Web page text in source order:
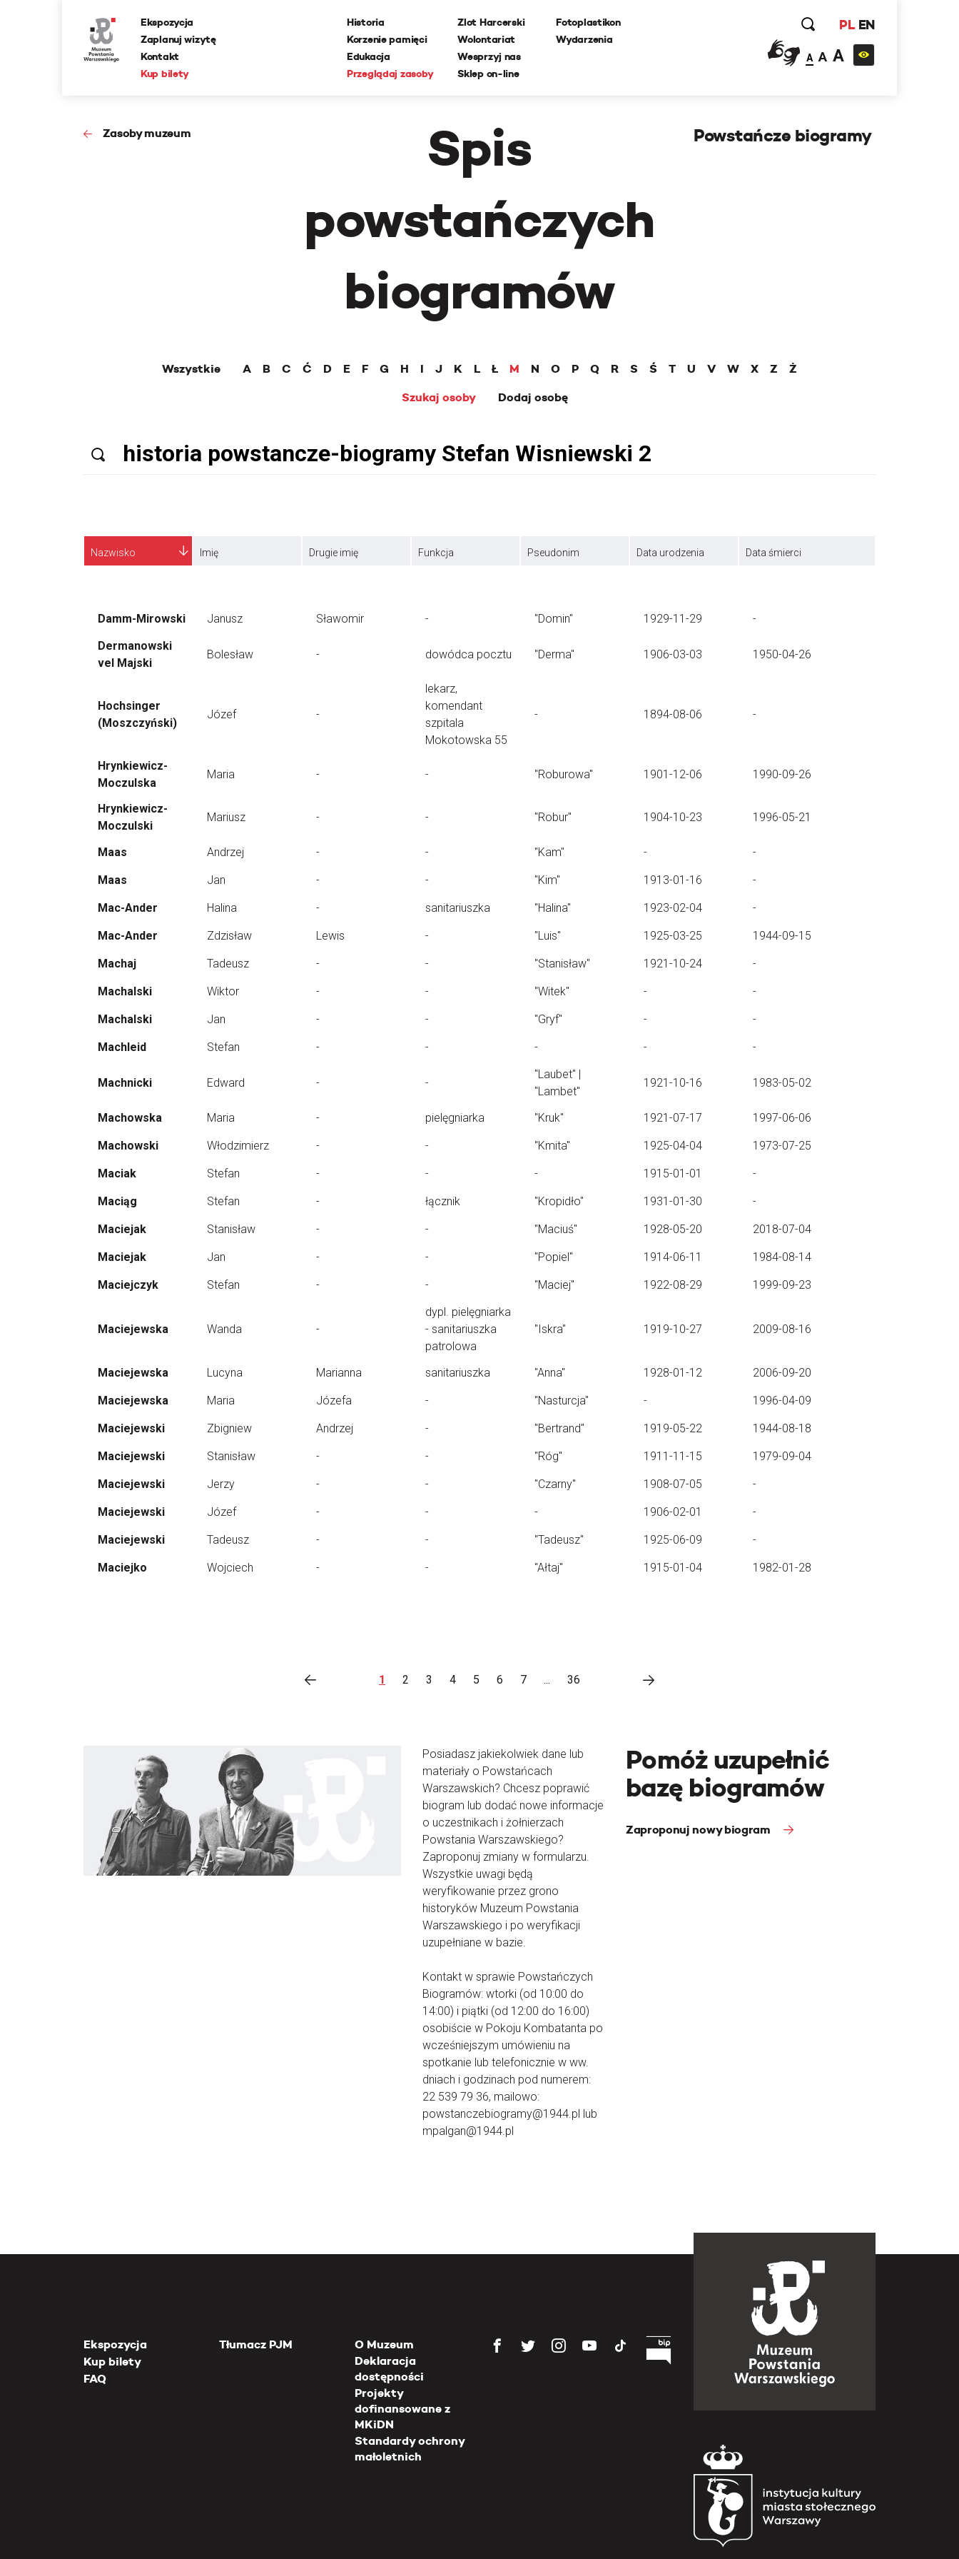
Ekspozycja
Zaplanuj wizytę
Kontakt
Kup bilety
Historia
Korzenie pamięci
Edukacja
Przeglądaj zasoby
Zlot Harcerski
Wolontariat
Wesprzyj nas
Sklep on-line
Fotoplastikon
Wydarzenia
PL EN
A A A
Zasoby muzeum
Spis
powstańczych
biogramów
Powstańcze biogramy
Wszystkie A B C Ć D E F G H I J K L Ł M N O P Q R S Ś T U V W X Z
Ż
Szukaj osoby
Dodaj osobę
Nazwisko Imię Drugie imię Funkcja Pseudonim Data urodzenia Data śmierci
Damm-Mirowski Janusz Sławomir - "Domin" 1929-11-29
-
Dermanowski
vel Majski
Bolesław - dowódca pocztu "Derma" 1906-03-03 1950-04-26
Hochsinger
(Moszczyński)
Józef -
lekarz,
komendant
szpitala
Mokotowska 55
- 1894-08-06 -
Hrynkiewicz-
Moczulska
Maria - - "Roburowa" 1901-12-06 1990-09-26
Hrynkiewicz-
Moczulski
Mariusz - - "Robur" 1904-10-23 1996-05-21
Maas Andrzej - - "Kam" - -
Maas Jan - - "Kim" 1913-01-16 -
Mac-Ander Halina - sanitariuszka "Halina" 1923-02-04 -
Mac-Ander Zdzisław Lewis - "Luis" 1925-03-25 1944-09-15
Machaj Tadeusz - - "Stanisław" 1921-10-24 -
Machalski Wiktor - - "Witek" - -
Machalski Jan - - "Gryf" - -
Machleid Stefan - - - - -
Machnicki Edward - -
"Laubet" |
"Lambet"
1921-10-16 1983-05-02
Machowska Maria - pielęgniarka "Kruk" 1921-07-17 1997-06-06
Machowski Włodzimierz - - "Kmita" 1925-04-04 1973-07-25
Maciak Stefan - - - 1915-01-01 -
Maciąg Stefan - łącznik "Kropidło" 1931-01-30 -
Maciejak Stanisław - - "Maciuś" 1928-05-20 2018-07-04
Maciejak Jan - - "Popiel" 1914-06-11 1984-08-14
Maciejczyk Stefan - - "Maciej" 1922-08-29 1999-09-23
Maciejewska Wanda -
dypl. pielęgniarka
- sanitariuszka
patrolowa
"Iskra" 1919-10-27 2009-08-16
Maciejewska Lucyna Marianna sanitariuszka "Anna" 1928-01-12 2006-09-20
Maciejewska Maria Józefa - "Nasturcja" - 1996-04-09
Maciejewski Zbigniew Andrzej - "Bertrand" 1919-05-22 1944-08-18
Maciejewski Stanisław - - "Róg" 1911-11-15 1979-09-04
Maciejewski Jerzy - - "Czarny" 1908-07-05 -
Maciejewski Józef - - - 1906-02-01 -
Maciejewski Tadeusz - - "Tadeusz" 1925-06-09 -
Maciejko Wojciech - - "Ałtaj" 1915-01-04 1982-01-28
1 2 3 4 5 6 7 ... 36
Posiadasz jakiekolwiek dane lub
materiały o Powstańcach
Warszawskich? Chcesz poprawić
biogram lub dodać nowe informacje
o uczestnikach i żołnierzach
Powstania Warszawskiego?
Zaproponuj zmiany w formularzu.
Wszystkie uwagi będą
weryfikowanie przez grono
historyków Muzeum Powstania
Warszawskiego i po weryfikacji
uzupełniane w bazie.
Kontakt w sprawie Powstańczych
Biogramów: wtorki (od 10:00 do
14:00) i piątki (od 12:00 do 16:00)
osobiście w Pokoju Kombatanta po
wcześniejszym umówieniu na
spotkanie lub telefonicznie w ww.
dniach i godzinach pod numerem:
22 539 79 36, mailowo:
powstanczebiogramy@1944.pl lub
mpalgan@1944.pl
Pomóż uzupełnić
bazę biogramów
Zaproponuj nowy biogram
Ekspozycja
Kup bilety
FAQ
Tłumacz PJM
O Muzeum
Deklaracja
dostępności
Projekty
dofinansowane z
MKiDN
Standardy ochrony
małoletnich